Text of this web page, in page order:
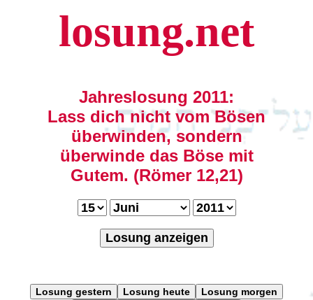
losung.net
Jahreslosung 2011:
Lass dich nicht vom Bösen
überwinden, sondern
überwinde das Böse mit
Gutem. (Römer 12,21)
Losung anzeigen
Losung gestern Losung heute
Losung morgen